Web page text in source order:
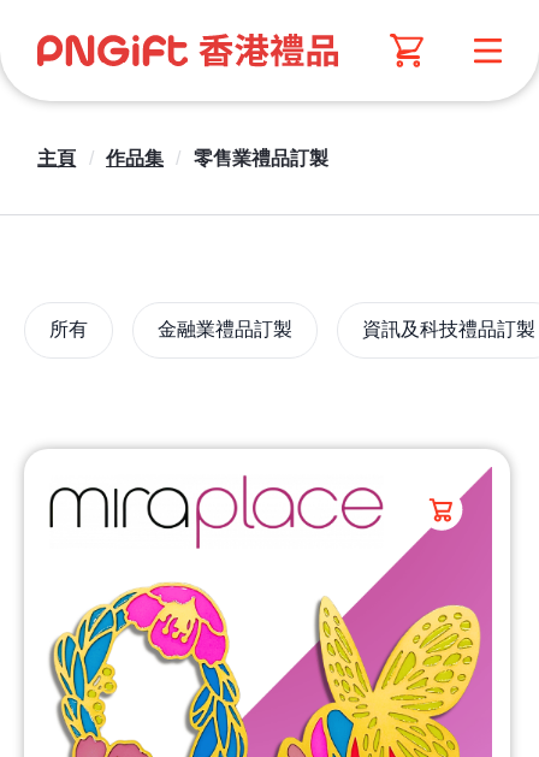
主頁 / 作品集 / 零售業禮品訂製
所有 金融業禮品訂製 資訊及科技禮品訂製